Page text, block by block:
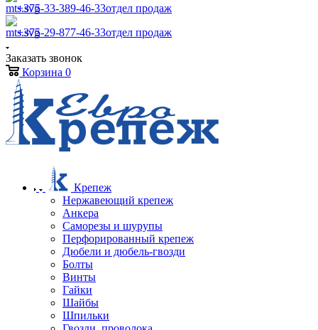
+375-33-389-46-33отдел продаж
+375-29-877-46-33отдел продаж
Заказать звонок
Корзина 0
Крепеж
Нержавеющий крепеж
Анкера
Саморезы и шурупы
Перфорированный крепеж
Дюбели и дюбель-гвозди
Болты
Винты
Гайки
Шайбы
Шпильки